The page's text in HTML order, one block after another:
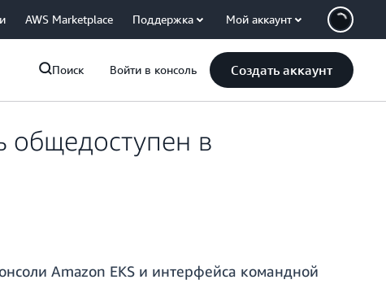
AWS Marketplace Поддержка Мой аккаунт
Поиск Войти в консоль Создать аккаунт
общедоступен в
Amazon EKS и интерфейса командной